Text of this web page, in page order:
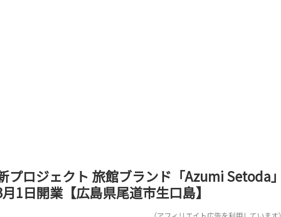
プロジェクト 旅館ブランド「Azumi Setoda」
1日開業【広島県尾道市生口島】